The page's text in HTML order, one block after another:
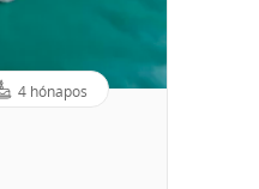
4 hónapos